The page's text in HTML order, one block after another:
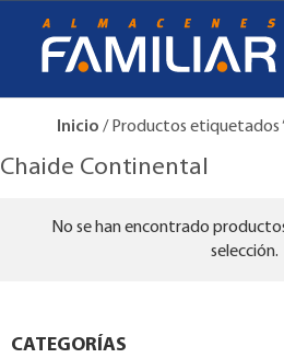
Inicio / Productos etiquetados
Chaide Continental
No se han encontrado
selección.
CATEGORÍAS